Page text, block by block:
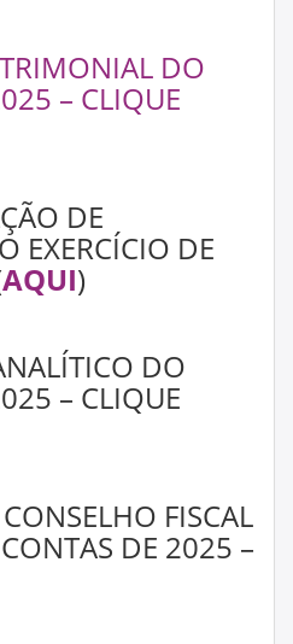
DO
– CLIQUE
DE
EXERCÍCIO DE
AQUI)
DO
– CLIQUE
FISCAL
DE 2025 –